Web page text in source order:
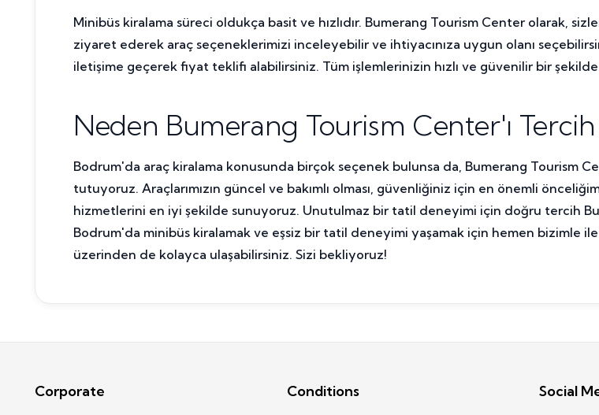
Minibüs kiralama süreci oldukça basit ve hızlıdır. Bumerang Tourism Center olarak,
ziyaret ederek araç seçeneklerimizi inceleyebilir ve ihtiyacınıza uygun olanı
iletişime geçerek fiyat teklifi alabilirsiniz. Tüm işlemlerinizin hızlı ve güvenilir bir
Neden Bumerang Tourism Center'ı
Bodrum'da araç kiralama konusunda birçok seçenek bulunsa da, Bumerang Tourism
tutuyoruz. Araçlarımızın güncel ve bakımlı olması, güvenliğiniz için en önemli
hizmetlerini en iyi şekilde sunuyoruz. Unutulmaz bir tatil deneyimi için doğru tercih
Bodrum'da minibüs kiralamak ve eşsiz bir tatil deneyimi yaşamak için hemen bizimle
üzerinden de kolayca ulaşabilirsiniz. Sizi bekliyoruz!
Corporate Conditions Social